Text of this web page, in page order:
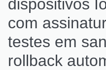
dispositivos
com
testes em
rollback